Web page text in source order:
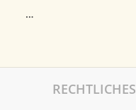
…
RECHTLICHES